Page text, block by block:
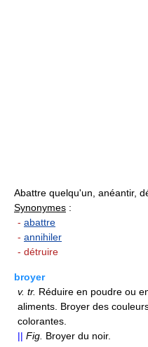
Abattre quelqu'un, anéantir,
Synonymes :
- abattre
- annihiler
- détruire
broyer
v. tr. Réduire en poudre ou
aliments. Broyer des
colorantes.
|| Fig. Broyer du noir.